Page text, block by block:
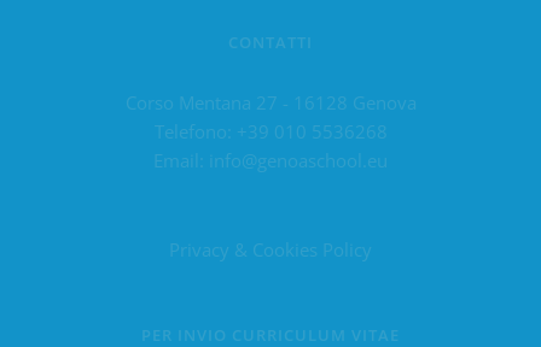
CONTATTI
Corso Mentana 27 - 16128 Genova
Telefono: +39 010 5536268
Email:
info@genoaschool.eu
Privacy & Cookies Policy
PER INVIO CURRICULUM VITAE